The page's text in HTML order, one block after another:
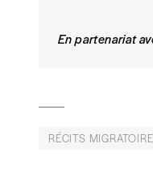
En partenariat
RÉCITS